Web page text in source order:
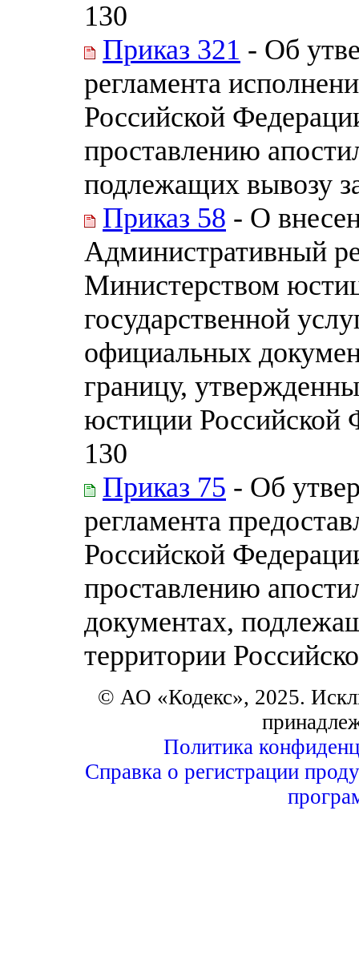
130
Приказ 321 - Об
регламента
Российской
проставлению
подлежащих вывозу
Приказ 58 - О
Административный
Министерством
государственной
официальных
границу,
юстиции Российской
130
Приказ 75 - Об
регламента
Российской
проставлению
документах,
территории
© АО «Кодекс», 2025.
Политика
Справка о регистрации